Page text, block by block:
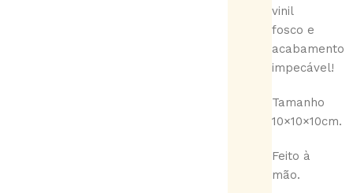
vinil
fosco e
acabamento
impecável!
Tamanho
10×10×10cm.
Feito à
mão.